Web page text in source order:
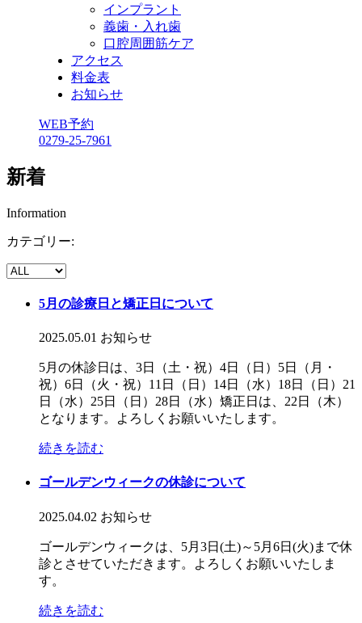
インプラント
義歯・入れ歯
口腔周囲筋ケア
アクセス
料金表
お知らせ
WEB予約
0279-25-7961
新着
Information
カテゴリー:
5月の診療日と矯正日について
2025.05.01 お知らせ
5月の休診日は、3日（土・祝）4日（日）5日（月・
祝）6日（火・祝）11日（日）14日（水）18日（日）21
日（水）25日（日）28日（水）矯正日は、22日（木）
となります。よろしくお願いいたします。
続きを読む
ゴールデンウィークの休診について
2025.04.02 お知らせ
ゴールデンウィークは、5月3日(土)～5月6日(火)まで休
診とさせていただきます。よろしくお願いいたしま
す。
続きを読む